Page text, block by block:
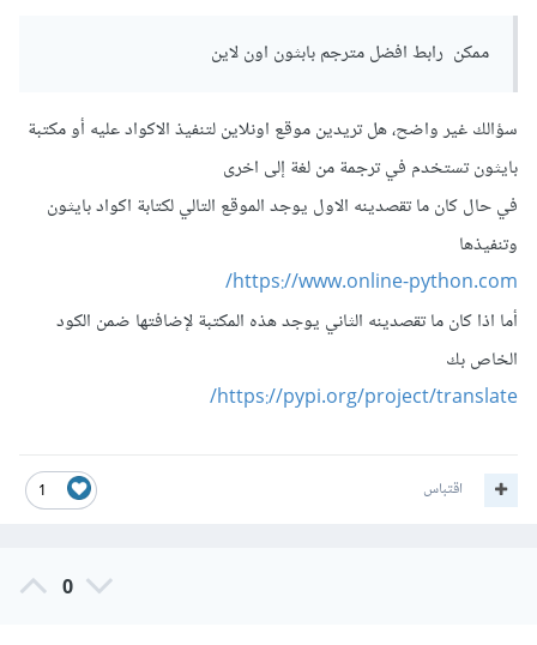
ممكن رابط افضل مترجم بابثون اون لاين
سؤالك غير واضح، هل تريدين موقع اونلاين لتنفيذ الاكواد عليه أو مكتبة
بايثون تستخدم في ترجمة من لغة إلى اخرى
في حال كان ما تقصدينه الاول يوجد الموقع التالي لكتابة اكواد بايثون
وتنفيذها
https://www.online-python.com/
أما اذا كان ما تقصدينه الثاني يوجد هذه المكتبة لإضافتها ضمن الكود
الخاص بك
https://pypi.org/project/translate/
1 اقتباس
0